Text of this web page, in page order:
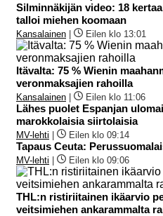
Silminnäkijän video: 18
talloi miehen koomaan
Kansalainen Eilen klo 13:01
Itävalta: 75 % Wienin
veronmaksajien rahoilla
Kansalainen Eilen klo 11:06
Lähes puolet Espanjan
marokkolaisia siirtolaisia
MV-lehti Eilen klo 09:14
Tapaus Ceuta:
MV-lehti Eilen klo 09:06
THL:n ristiriitainen ikäarvio
veitsimiehen ankarammalta